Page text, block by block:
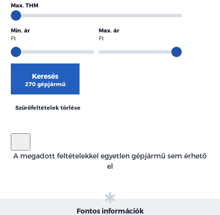
Max. THM
Min. ár
Ft
Max. ár
Ft
Keresés
270 gépjármű
Szűrőfeltételek törlése
A megadott feltételekkel egyetlen gépjármű sem érhető
el
Fontos információk